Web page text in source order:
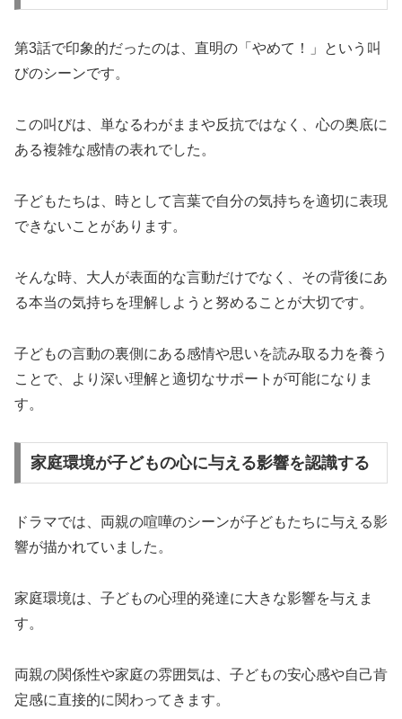
第3話で印象的だったのは、直明の「やめて！」という叫
びのシーンです。
この叫びは、単なるわがままや反抗ではなく、心の奥底に
ある複雑な感情の表れでした。
子どもたちは、時として言葉で自分の気持ちを適切に表現
できないことがあります。
そんな時、大人が表面的な言動だけでなく、その背後にあ
る本当の気持ちを理解しようと努めることが大切です。
子どもの言動の裏側にある感情や思いを読み取る力を養う
ことで、より深い理解と適切なサポートが可能になりま
す。
家庭環境が子どもの心に与える影響を認識する
ドラマでは、両親の喧嘩のシーンが子どもたちに与える影
響が描かれていました。
家庭環境は、子どもの心理的発達に大きな影響を与えま
す。
両親の関係性や家庭の雰囲気は、子どもの安心感や自己肯
定感に直接的に関わってきます。